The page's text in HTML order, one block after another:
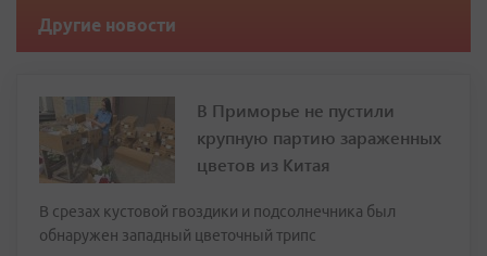
Другие новости
В Приморье не пустили
крупную партию зараженных
цветов из Китая
В срезах кустовой гвоздики и подсолнечника был
обнаружен западный цветочный трипс